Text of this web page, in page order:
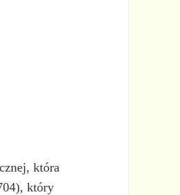
która
który